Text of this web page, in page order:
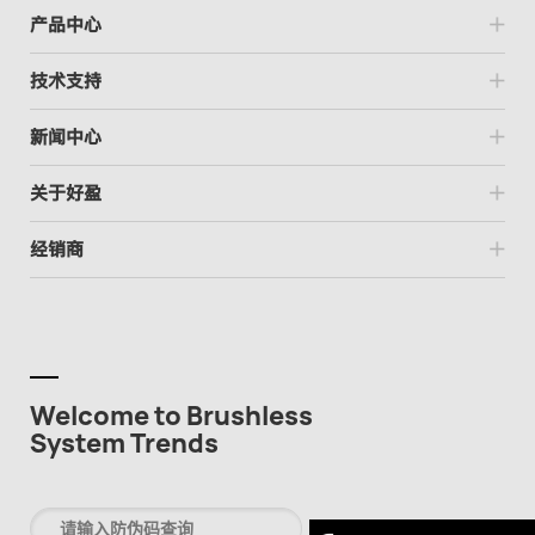
产品中心
技术支持
新闻中心
关于好盈
经销商
Welcome to Brushless
System Trends